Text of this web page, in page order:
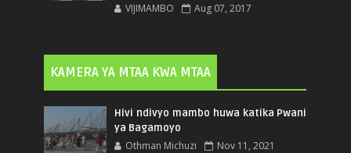
VIJIMAMBO Aug 07, 2017
KAMERA YA MTAA KWA MTAA
Hivi ndivyo mambo huwa katika Pwani
ya Bagamoyo
Othman Michuzi Nov 11, 2021